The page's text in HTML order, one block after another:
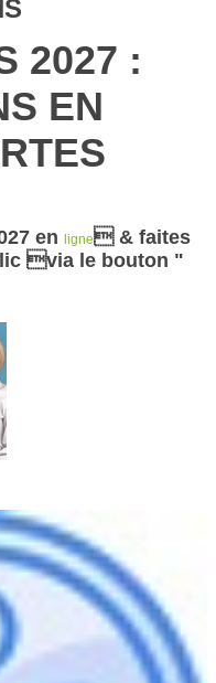
2027 :
EN
en ligne & faites
via le bouton "